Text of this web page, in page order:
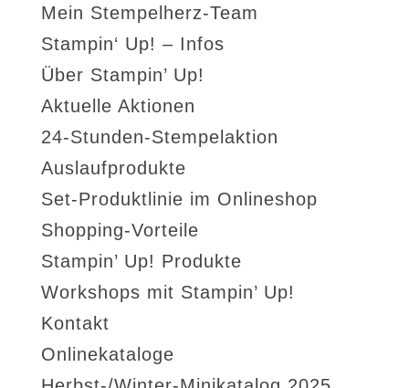
Mein Stempelherz-Team
Stampin‘ Up! – Infos
Über Stampin’ Up!
Aktuelle Aktionen
24-Stunden-Stempelaktion
Auslaufprodukte
Set-Produktlinie im Onlineshop
Shopping-Vorteile
Stampin’ Up! Produkte
Workshops mit Stampin’ Up!
Kontakt
Onlinekataloge